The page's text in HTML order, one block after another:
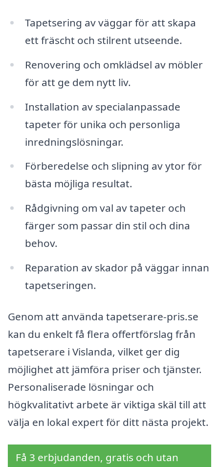
Tapetsering av väggar för att skapa
ett fräscht och stilrent utseende.
Renovering och omklädsel av möbler
för att ge dem nytt liv.
Installation av specialanpassade
tapeter för unika och personliga
inredningslösningar.
Förberedelse och slipning av ytor för
bästa möjliga resultat.
Rådgivning om val av tapeter och
färger som passar din stil och dina
behov.
Reparation av skador på väggar innan
tapetseringen.
Genom att använda tapetserare-pris.se
kan du enkelt få flera offertförslag från
tapetserare i Vislanda, vilket ger dig
möjlighet att jämföra priser och tjänster.
Personaliserade lösningar och
högkvalitativt arbete är viktiga skäl till att
välja en lokal expert för ditt nästa projekt.
Få 3 erbjudanden, gratis och utan